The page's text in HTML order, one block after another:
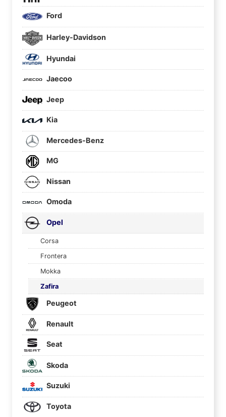
Ford
Harley-Davidson
Hyundai
Jaecoo
Jeep
Kia
Mercedes-Benz
MG
Nissan
Omoda
Opel
Corsa
Frontera
Mokka
Zafira
Peugeot
Renault
Seat
Skoda
Suzuki
Toyota